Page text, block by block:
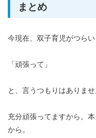
まとめ
今現在、双子育児がつら
「頑張って」
と、言うつもりはありませ
充分頑張ってますから。
から。